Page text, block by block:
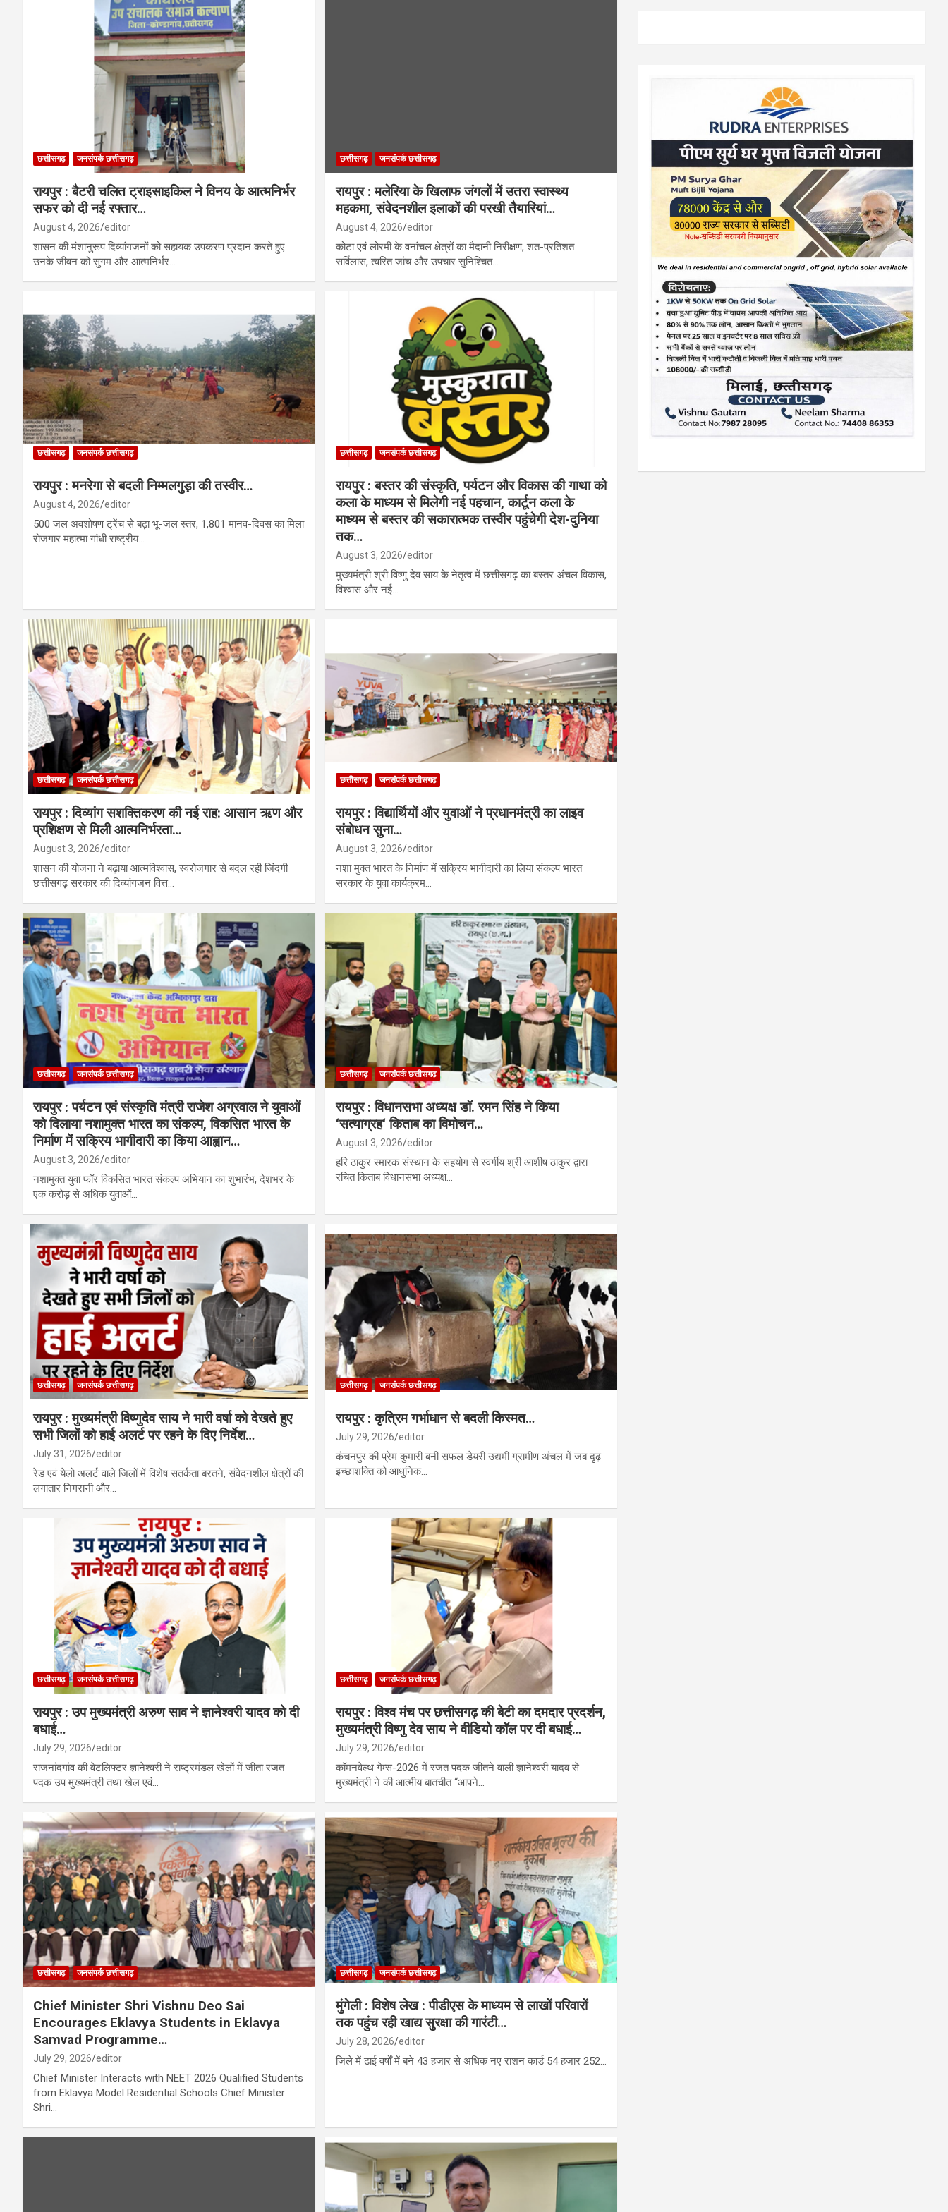
छत्तीसगढ़ जनसंपर्क छत्तीसगढ़
रायपुर : बैटरी चलित ट्राइसाइकिल ने विनय के आत्मनिर्भर
सफर को दी नई रफ्तार…
August 4, 2026 editor
शासन की मंशानुरूप दिव्यांगजनों को सहायक उपकरण प्रदान करते हुए
उनके जीवन को सुगम और आत्मनिर्भर…
छत्तीसगढ़ जनसंपर्क छत्तीसगढ़
रायपुर : मलेरिया के खिलाफ जंगलों में उतरा स्वास्थ्य
महकमा, संवेदनशील इलाकों की परखी तैयारियां…
August 4, 2026 editor
कोटा एवं लोरमी के वनांचल क्षेत्रों का मैदानी निरीक्षण, शत-प्रतिशत
सर्विलांस, त्वरित जांच और उपचार सुनिश्चित…
छत्तीसगढ़ जनसंपर्क छत्तीसगढ़
रायपुर : मनरेगा से बदली निम्मलगुड़ा की तस्वीर…
August 4, 2026 editor
500 जल अवशोषण ट्रेंच से बढ़ा भू-जल स्तर, 1,801 मानव-दिवस का मिला
रोजगार महात्मा गांधी राष्ट्रीय…
छत्तीसगढ़ जनसंपर्क छत्तीसगढ़
रायपुर : बस्तर की संस्कृति, पर्यटन और विकास की गाथा को
कला के माध्यम से मिलेगी नई पहचान, कार्टून कला के
माध्यम से बस्तर की सकारात्मक तस्वीर पहुंचेगी देश-दुनिया
तक…
August 3, 2026 editor
मुख्यमंत्री श्री विष्णु देव साय के नेतृत्व में छत्तीसगढ़ का बस्तर अंचल विकास,
विश्वास और नई…
छत्तीसगढ़ जनसंपर्क छत्तीसगढ़
रायपुर : दिव्यांग सशक्तिकरण की नई राह: आसान ऋण और
प्रशिक्षण से मिली आत्मनिर्भरता…
August 3, 2026 editor
शासन की योजना ने बढ़ाया आत्मविश्वास, स्वरोजगार से बदल रही जिंदगी
छत्तीसगढ़ सरकार की दिव्यांगजन वित्त…
छत्तीसगढ़ जनसंपर्क छत्तीसगढ़
रायपुर : विद्यार्थियों और युवाओं ने प्रधानमंत्री का लाइव
संबोधन सुना…
August 3, 2026 editor
नशा मुक्त भारत के निर्माण में सक्रिय भागीदारी का लिया संकल्प भारत
सरकार के युवा कार्यक्रम…
छत्तीसगढ़ जनसंपर्क छत्तीसगढ़
रायपुर : पर्यटन एवं संस्कृति मंत्री राजेश अग्रवाल ने युवाओं
को दिलाया नशामुक्त भारत का संकल्प, विकसित भारत के
निर्माण में सक्रिय भागीदारी का किया आह्वान…
August 3, 2026 editor
नशामुक्त युवा फॉर विकसित भारत संकल्प अभियान का शुभारंभ, देशभर के
एक करोड़ से अधिक युवाओं…
छत्तीसगढ़ जनसंपर्क छत्तीसगढ़
रायपुर : विधानसभा अध्यक्ष डॉ. रमन सिंह ने किया
‘सत्याग्रह‘ किताब का विमोचन…
August 3, 2026 editor
हरि ठाकुर स्मारक संस्थान के सहयोग से स्वर्गीय श्री आशीष ठाकुर द्वारा
रचित किताब विधानसभा अध्यक्ष…
छत्तीसगढ़ जनसंपर्क छत्तीसगढ़
रायपुर : मुख्यमंत्री विष्णुदेव साय ने भारी वर्षा को देखते हुए
सभी जिलों को हाई अलर्ट पर रहने के दिए निर्देश…
July 31, 2026 editor
रेड एवं येलो अलर्ट वाले जिलों में विशेष सतर्कता बरतने, संवेदनशील क्षेत्रों की
लगातार निगरानी और…
छत्तीसगढ़ जनसंपर्क छत्तीसगढ़
​रायपुर : ​कृत्रिम गर्भाधान से बदली किस्मत…
July 29, 2026 editor
कंचनपुर की प्रेम कुमारी बनीं सफल डेयरी उद्यमी ग्रामीण अंचल में जब दृढ़
इच्छाशक्ति को आधुनिक…
छत्तीसगढ़ जनसंपर्क छत्तीसगढ़
रायपुर : उप मुख्यमंत्री अरुण साव ने ज्ञानेश्वरी यादव को दी
बधाई…
July 29, 2026 editor
राजनांदगांव की वेटलिफ्टर ज्ञानेश्वरी ने राष्ट्रमंडल खेलों में जीता रजत
पदक उप मुख्यमंत्री तथा खेल एवं…
छत्तीसगढ़ जनसंपर्क छत्तीसगढ़
रायपुर : विश्व मंच पर छत्तीसगढ़ की बेटी का दमदार प्रदर्शन,
मुख्यमंत्री विष्णु देव साय ने वीडियो कॉल पर दी बधाई…
July 29, 2026 editor
कॉमनवेल्थ गेम्स-2026 में रजत पदक जीतने वाली ज्ञानेश्वरी यादव से
मुख्यमंत्री ने की आत्मीय बातचीत “आपने…
छत्तीसगढ़ जनसंपर्क छत्तीसगढ़
Chief Minister Shri Vishnu Deo Sai
Encourages Eklavya Students in Eklavya
Samvad Programme…
July 29, 2026 editor
Chief Minister Interacts with NEET 2026 Qualified Students
from Eklavya Model Residential Schools Chief Minister
Shri…
छत्तीसगढ़ जनसंपर्क छत्तीसगढ़
मुंगेली : विशेष लेख : पीडीएस के माध्यम से लाखों परिवारों
तक पहुंच रही खाद्य सुरक्षा की गारंटी…
July 28, 2026 editor
जिले में ढाई वर्षों में बने 43 हजार से अधिक नए राशन कार्ड 54 हजार 252…